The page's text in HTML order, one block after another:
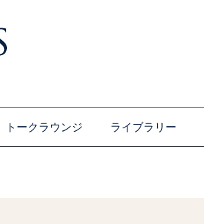
トークラウンジ ライブラリー